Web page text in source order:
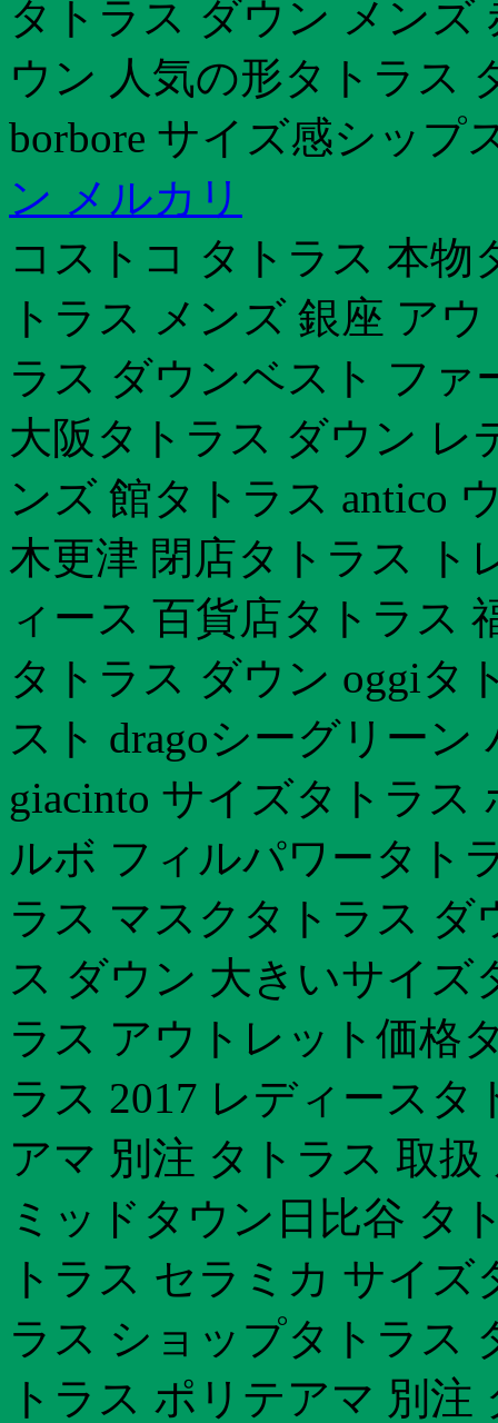
タトラス ダウン メンズ
ウン 人気の形タトラス
borbore サイズ感シップ
ン メルカリ
コストコ タトラス 本物
トラス メンズ 銀座 ア
ラス ダウンベスト ファ
大阪タトラス ダウン レ
ンズ 館タトラス antico
木更津 閉店タトラス ト
ィース 百貨店タトラス
タトラス ダウン oggiタ
スト dragoシーグリー
giacinto サイズタトラス
ルボ フィルパワータト
ラス マスクタトラス
ス ダウン 大きいサイズ
ラス アウトレット価格
ラス 2017 レディース
アマ 別注 タトラス 取
ミッドタウン日比谷 タ
トラス セラミカ サイ
ラス ショップタトラス
トラス ポリテアマ 別